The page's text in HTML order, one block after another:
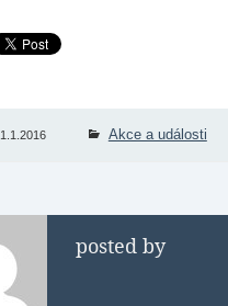
1.1.2016 Akce a události
posted by